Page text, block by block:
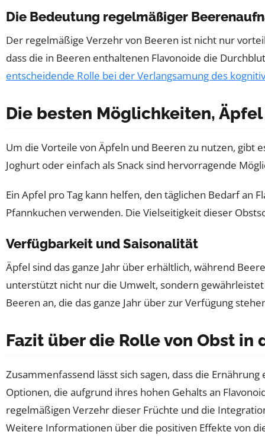
Die Bedeutung regelmäßiger
Der regelmäßige Verzehr von Beeren ist nicht nur
dass die in Beeren enthaltenen Flavonoide die
entscheidende Rolle bei der Verlangsamung des
Die besten Möglichkeiten,
Um die Vorteile von Äpfeln und Beeren zu nutzen, gibt
Joghurt oder einfach als Snack sind hervorragende
Ein Apfel pro Tag kann helfen, den täglichen Bedarf an
Pfannkuchen verwenden. Die Vielseitigkeit dieser
Verfügbarkeit und Saisonalität
Äpfel sind das ganze Jahr über erhältlich, während
unterstützt nicht nur die Umwelt, sondern
Beeren an, die das ganze Jahr über zur Verfügung
Fazit über die Rolle von Obst in
Zusammenfassend lässt sich sagen, dass die
Optionen, die aufgrund ihres hohen Gehalts an
regelmäßigen Verzehr dieser Früchte und die
Weitere Informationen über die positiven Effekte von